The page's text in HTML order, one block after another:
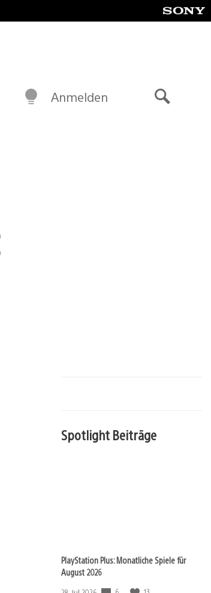
Anmelden
Spotlight Beiträge
PlayStation Plus: Monatliche Spiele für
August 2026